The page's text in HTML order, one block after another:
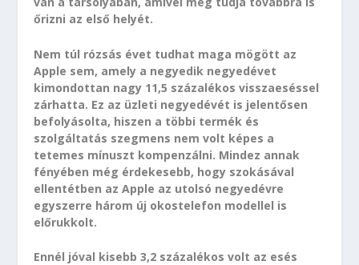
őrizni az első helyét.
Nem túl rózsás évet tudhat maga mögött az
Apple sem, amely a negyedik negyedévet
kimondottan nagy 11,5 százalékos visszaeséssel
zárhatta. Ez az üzleti negyedévét is jelentősen
befolyásolta, hiszen a többi termék és
szolgáltatás szegmens nem volt képes a
tetemes mínuszt kompenzálni. Mindez annak
fényében még érdekesebb, hogy szokásával
ellentétben az Apple az utolsó negyedévre
egyszerre három új okostelefon modellel is
előrukkolt.
Ennél jóval kisebb 3,2 százalékos volt az esés